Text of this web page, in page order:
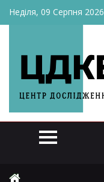
Неділя, 09 Серпня 2026